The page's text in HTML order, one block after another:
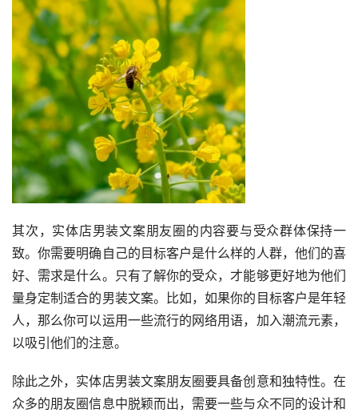
其次，实体店男装文案朋友圈的内容要与受众群体保持一
致。你需要明确自己的目标客户是什么样的人群，他们的喜
好、需求是什么。只有了解你的受众，才能够更好地为他们
量身定制适合的男装文案。比如，如果你的目标客户是年轻
人，那么你可以运用一些流行的网络用语，加入潮流元素，
以吸引他们的注意。
除此之外，实体店男装文案朋友圈要具备创意和独特性。在
众多的朋友圈信息中脱颖而出，需要一些与众不同的设计和